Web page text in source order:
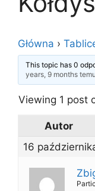
Główna ›
This topic has 0
years, 9 months temu
Viewing 1 post
Autor
16